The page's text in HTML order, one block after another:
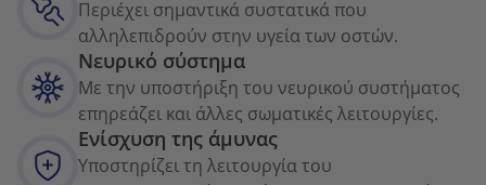
Περιέχει σημαντικά συστατικά που
αλληλεπιδρούν στην υγεία των οστών.
Νευρικό σύστημα
Με την υποστήριξη του νευρικού συστήματος
επηρεάζει και άλλες σωματικές λειτουργίες.
Ενίσχυση της άμυνας
Υποστηρίζει τη λειτουργία του